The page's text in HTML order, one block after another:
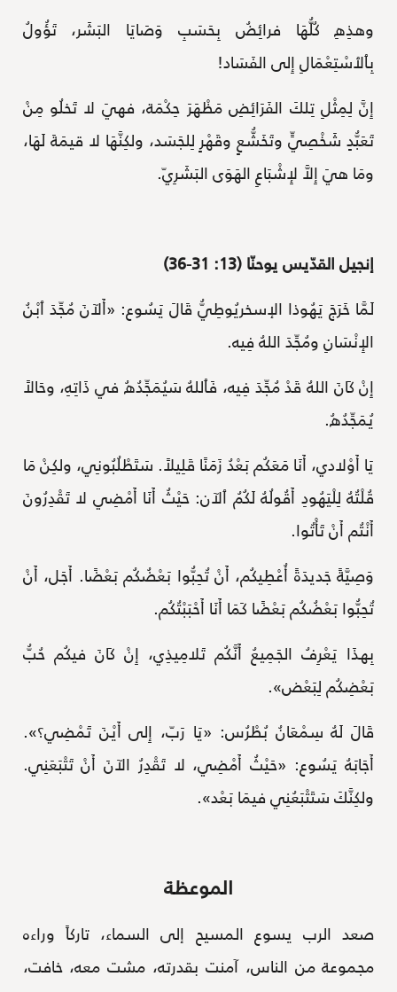
وهذِهِ كُلُّهَا فرائِضُ بِحَسَبِ وَصَايَا البَشَر، تَؤُولُ
بِٱلٱسْتِعْمَالِ إِلى الفَسَاد!
إِنَّ لِمِثْلِ تِلكَ الفَرَائِضِ مَظْهَرَ حِكْمَة، فهيَ لا تَخلُو مِنْ
تَعَبُّدٍ شَخْصِيٍّ وتَخَشُّعٍ وقَهْرٍ لِلجَسَد، ولكِنَّهَا لا قيمَةَ لَهَا،
ومَا هيَ إِلاَّ لإِشْبَاعِ الهَوَى البَشَرِيّ.
إنجيل القدّيس يوحنّا (13: 31-36)
لَمَّا خَرَجَ يَهُوذا الإسخريُوطِيُّ قَالَ يَسُوع: «أَلآنَ مُجِّدَ ٱبْنُ
الإِنْسَانِ ومُجِّدَ اللهُ فِيه.
إِنْ كَانَ اللهُ قَدْ مُجِّدَ فِيه، فَٱللهُ سَيُمَجِّدُهُ في ذَاتِهِ، وحَالاً
يُمَجِّدُهُ.
يَا أَوْلادي، أَنَا مَعَكُم بَعْدُ زَمَنًا قَلِيلاً. سَتَطْلُبُونِي، ولكِنْ مَا
قُلْتُهُ لِلْيَهُودِ أَقُولُهُ لَكُمُ ٱلآن: حَيْثُ أَنَا أَمْضِي لا تَقْدِرُونَ
أَنْتُم أَنْ تَأْتُوا.
وَصِيَّةً جَديدَةً أُعْطِيكُم، أَنْ تُحِبُّوا بَعْضُكُم بَعْضًا. أَجَل، أَنْ
تُحِبُّوا بَعْضُكُم بَعْضًا كَمَا أَنَا أَحْبَبْتُكُم.
بِهذَا يَعْرِفُ الجَمِيعُ أَنَّكُم تَلامِيذِي، إِنْ كَانَ فيكُم حُبُّ
بَعْضِكُم لِبَعْض».
قَالَ لَهُ سِمْعَانُ بُطْرُس: «يَا رَبّ، إِلى أَيْنَ تَمْضِي؟».
أَجَابَهُ يَسُوع: «حَيْثُ أَمْضِي، لا تَقْدِرُ الآنَ أَنْ تَتْبَعَنِي.
ولكِنَّكَ سَتَتْبَعُنِي فيمَا بَعْد».
الموعظة
صعد الرب يسوع المسيح إلى السماء، تاركاً وراءه
مجموعة من الناس، آمنت بقدرته، مشت معه، خافت،